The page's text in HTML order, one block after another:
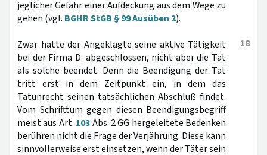
jeglicher Gefahr einer Aufdeckung aus dem Wege zu
gehen (vgl. BGHR StGB § 99 Ausüben 2).
18
Zwar hatte der Angeklagte seine aktive Tätigkeit
bei der Firma D. abgeschlossen, nicht aber die Tat
als solche beendet. Denn die Beendigung der Tat
tritt erst in dem Zeitpunkt ein, in dem das
Tatunrecht seinen tatsächlichen Abschluß findet.
Vom Schrifttum gegen diesen Beendigungsbegriff
meist aus Art. 103Abs. 2 GG hergeleitete Bedenken
berühren nicht die Frage der Verjährung. Diese kann
sinnvollerweise erst einsetzen, wenn der Täter sein